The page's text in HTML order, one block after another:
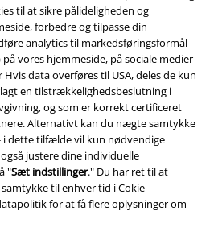
til at sikre pålideligheden og
forbedre og tilpasse din
analytics til markedsføringsformål
vores hjemmeside, på sociale medier
data overføres til USA, deles de kun
en tilstrækkelighedsbeslutning i
og som er korrekt certificeret
Alternativt kan du nægte samtykke
i dette tilfælde vil kun nødvendige
justere dine individuelle
"Sæt indstillinger." Du har ret til at
til enhver tid iCokie
for at få flere oplysninger om
EMP app
gratis og få glæde af alle forbedringerne
og fordelene!
Group Company